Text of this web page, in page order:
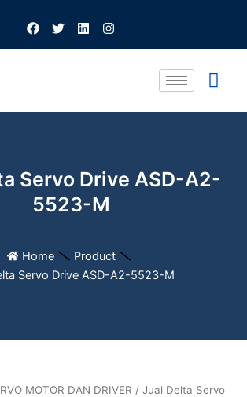
F
a
c
k
T
w
i
L
i
n
n
I
n
s
a
Servo Drive ASD-A2-
5523-M
Home
Product
Servo Drive ASD-A2-5523-M
MOTOR DAN DRIVER / Jual Delta Servo